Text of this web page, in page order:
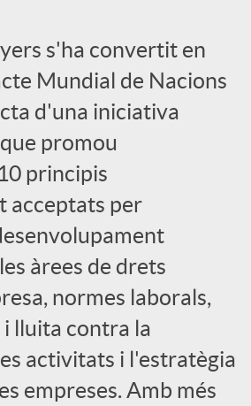
s'ha convertit en
Mundial de Nacions
d'una iniciativa
promou
principis
acceptats per
àrees de drets
normes laborals,
lluita contra la
activitats i l'estratègia
empreses. Amb més